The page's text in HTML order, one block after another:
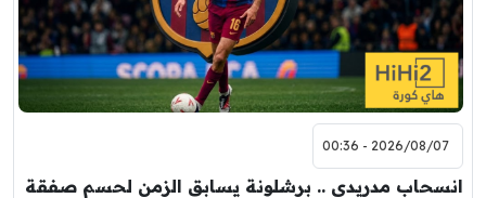
2026/08/07 - 00:36
انسحاب مدريدي .. برشلونة يسابق الزمن لحسم صفقة